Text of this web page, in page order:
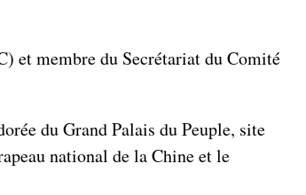
et membre du Secrétariat du Comité
du Grand Palais du Peuple, site
national de la Chine et le